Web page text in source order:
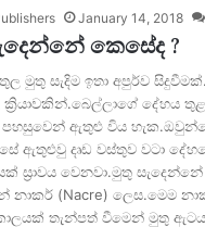
January 14, 2018
කෙසේද ?
මුතු සැදිම ඉතා අපුර්ව
දේහය
පහසුවෙන් ඇතුළු විය
ඇතුළුවු දෘඩ වස්තුව වටා
ස්‍රාවය වෙනවා.මුතු සැදෙන්නේ
නාකර් (Nacre) ලෙස.මෙම
තැන්පත් වීමෙන් මුතු